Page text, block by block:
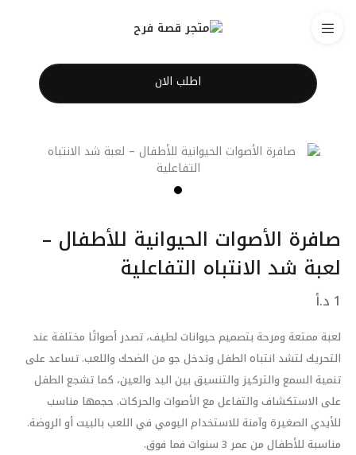
اطلب الان
صافرة الأصوات الحيوانية للأطفال –
لعبة شد الانتباه التفاعلية
1 د.أ
لعبة ممتعة ومرحة بتصميم حيوانات لطيف، تصدر أصواتًا مختلفة عند
التحريك لتشد انتباه الطفل وتدخل جو من الضحك واللعب. تساعد على
تنمية السمع والتركيز والتنسيق بين اليد والعين، كما تشجع الطفل
على الاستكشاف والتفاعل مع الأصوات والحركات. حجمها مناسب
للأيدي الصغيرة وآمنة للاستخدام اليومي في اللعب بالبيت أو الروضة.
مناسبة للأطفال من عمر 3 سنوات فما فوق.